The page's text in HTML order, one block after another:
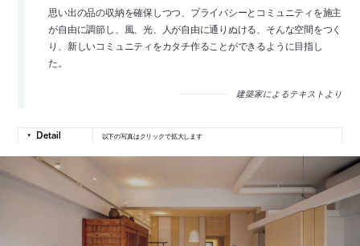
思い出の品の収納を確保しつつ、プライバシーとコミュニティを施主
が自由に調節し、風、光、人が自由に通りぬける、そんな空間をつく
り、新しいコミュニティをカタチ作ることができるように目指し
た。
建築家によるテキストより
以下の写真はクリックで拡大します